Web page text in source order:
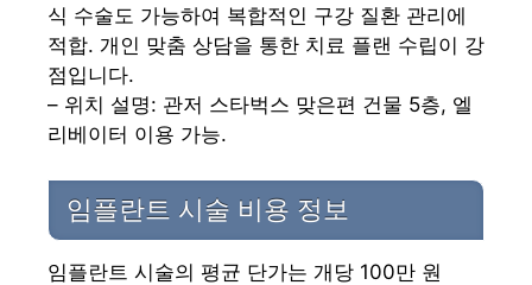
식 수술도 가능하여 복합적인 구강 질환 관리에
적합. 개인 맞춤 상담을 통한 치료 플랜 수립이 강
점입니다.
– 위치 설명: 관저 스타벅스 맞은편 건물 5층, 엘
리베이터 이용 가능.
임플란트 시술 비용 정보
임플란트 시술의 평균 단가는 개당 100만 원